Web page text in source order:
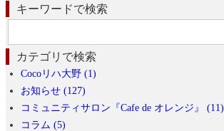
キーワードで検索
索
カテゴリで検索
Cocoリハ大野 (1)
お知らせ (127)
コミュニティサロン『Cafe de オレンジ』 (11)
コラム (5)